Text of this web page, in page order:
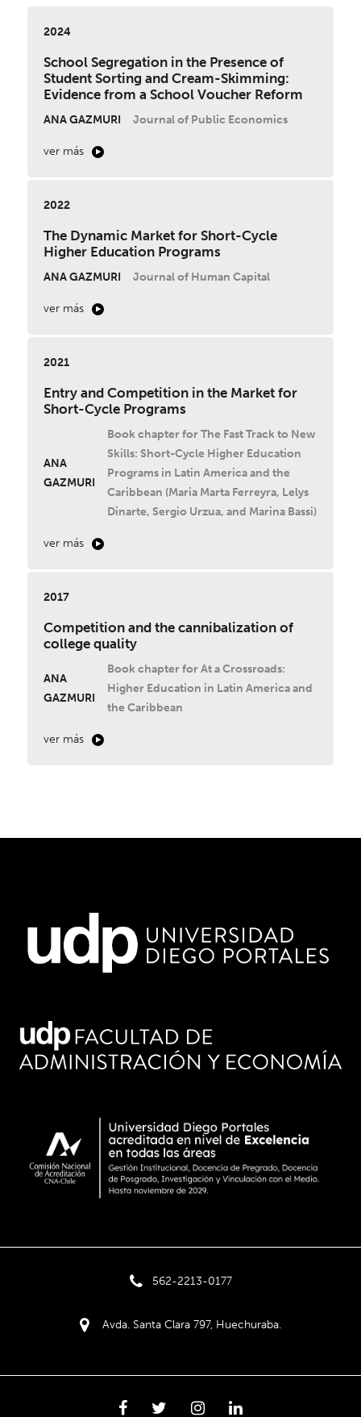
2024
School Segregation in the Presence of
Student Sorting and Cream-Skimming:
Evidence from a School Voucher Reform
ANA GAZMURI Journal of Public Economics
ver más
2022
The Dynamic Market for Short-Cycle
Higher Education Programs
ANA GAZMURI Journal of Human Capital
ver más
2021
Entry and Competition in the Market for
Short-Cycle Programs
ANA
GAZMURI
Book chapter for The Fast Track to New
Skills: Short-Cycle Higher Education
Programs in Latin America and the
Caribbean (Maria Marta Ferreyra, Lelys
Dinarte, Sergio Urzua, and Marina Bassi)
ver más
2017
Competition and the cannibalization of
college quality
ANA
GAZMURI
Book chapter for At a Crossroads:
Higher Education in Latin America and
the Caribbean
ver más
562-2213-0177
Avda. Santa Clara 797, Huechuraba.